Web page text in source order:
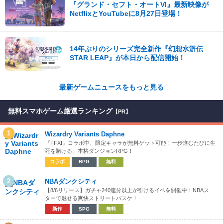
『グランド・セフト・オートVI』最新映像が
NetflixとYouTubeに8月27日登場！
14年ぶりのシリーズ完全新作『幻想水滸伝
STAR LEAP』が本日から配信開始！
最新ゲームニュースをもっと見る
無料スマホゲーム厳選ランキング 【PR】
1 Wizardry Variants Daphne
『FFXI』コラボ中、限定キャラが無料ゲット可能！一歩進むたびに生
死を賭ける、本格ダンジョンRPG！
コラボ RPG 無料
2 NBAダンクシティ
【8/6リリース】ガチャ240連分以上が引けるイベを開催中！NBAス
ターで魅せる爽快ストリートバスケ！
新作 SPG 無料